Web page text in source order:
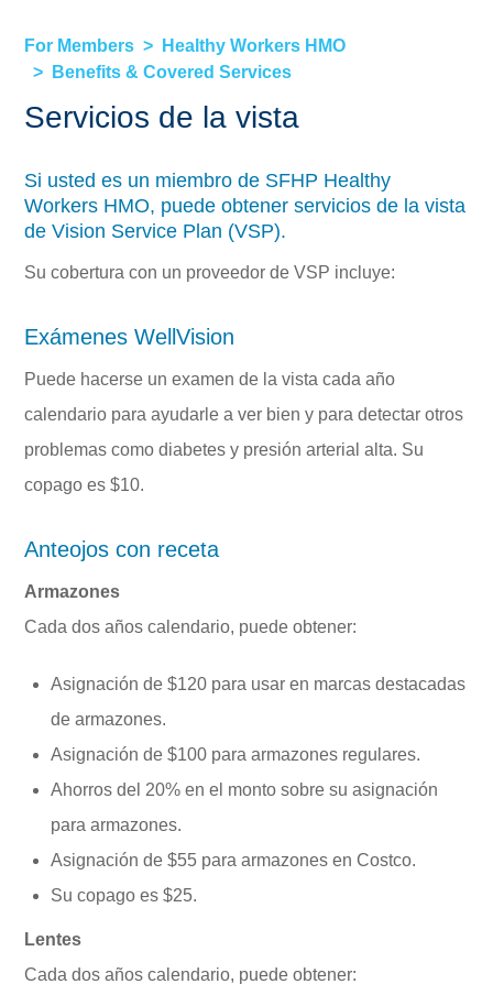
For Members
Healthy Workers HMO
Benefits & Covered Services
Servicios de la vista
Si usted es un miembro de SFHP Healthy
Workers HMO, puede obtener servicios de la vista
de Vision Service Plan (VSP).
Su cobertura con un proveedor de VSP incluye:
Exámenes WellVision
Puede hacerse un examen de la vista cada año
calendario para ayudarle a ver bien y para detectar otros
problemas como diabetes y presión arterial alta. Su
copago es $10.
Anteojos con receta
Armazones
Cada dos años calendario, puede obtener:
Asignación de $120 para usar en marcas destacadas
de armazones.
Asignación de $100 para armazones regulares.
Ahorros del 20% en el monto sobre su asignación
para armazones.
Asignación de $55 para armazones en Costco.
Su copago es $25.
Lentes
Cada dos años calendario, puede obtener: